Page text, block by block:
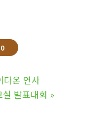
0
다온 연사
발표대회 »